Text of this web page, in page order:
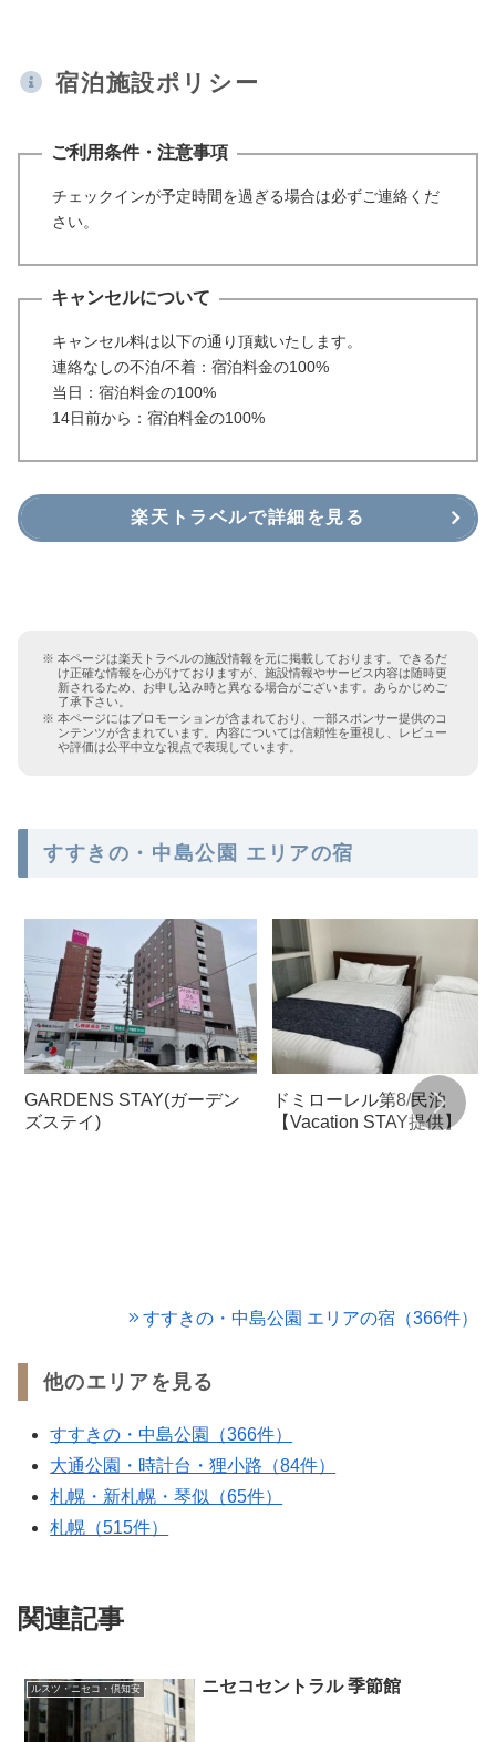
宿泊施設ポリシー
ご利用条件・注意事項
チェックインが予定時間を過ぎる場合は必ずご連絡くだ
さい。
キャンセルについて
キャンセル料は以下の通り頂戴いたします。
連絡なしの不泊/不着：宿泊料金の100%
当日：宿泊料金の100%
14日前から：宿泊料金の100%
楽天トラベルで詳細を見る
本ページは楽天トラベルの施設情報を元に掲載しております。できるだ
け正確な情報を心がけておりますが、施設情報やサービス内容は随時更
新されるため、お申し込み時と異なる場合がございます。あらかじめご
了承下さい。
本ページにはプロモーションが含まれており、一部スポンサー提供のコ
ンテンツが含まれています。内容については信頼性を重視し、レビュー
や評価は公平中立な視点で表現しています。
すすきの・中島公園 エリアの宿
GARDENS STAY(ガーデン
ズステイ)
ドミローレル第8/民泊
【Vacation STAY提供】
すすきの・中島公園 エリアの宿（366件）
他のエリアを見る
すすきの・中島公園（366件）
大通公園・時計台・狸小路（84件）
札幌・新札幌・琴似（65件）
札幌（515件）
関連記事
ルスツ・ニセコ・倶知安 ニセコセントラル 季節館